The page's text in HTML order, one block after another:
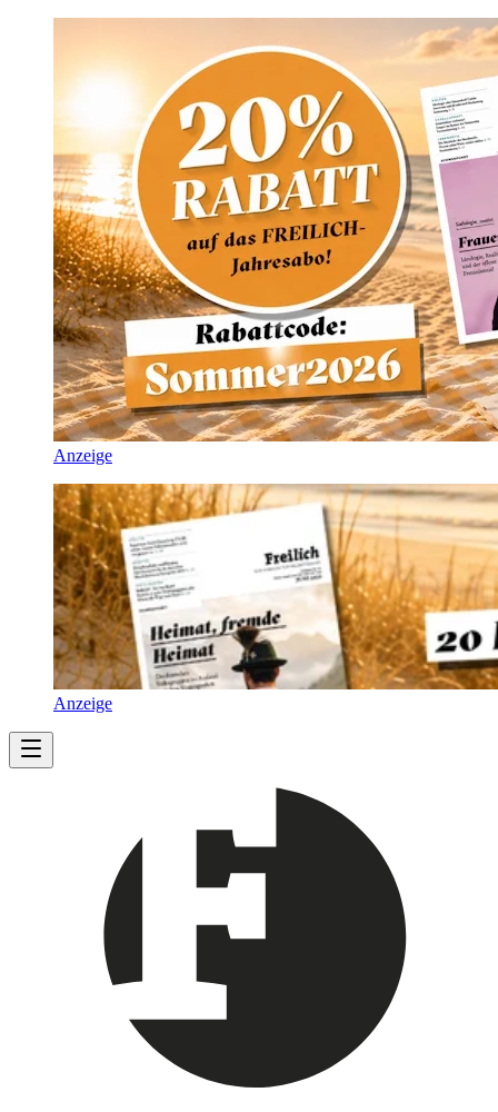
Anzeige
Anzeige